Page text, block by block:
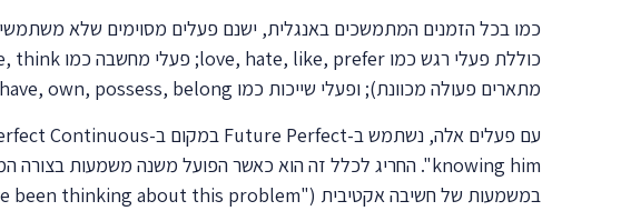
מתארים פעולה מכוונת); ופעלי שייכות כמו have, own, possess, belong.
במשמעות של חשיבה אקטיבית ("I will have been thinking about this problem").